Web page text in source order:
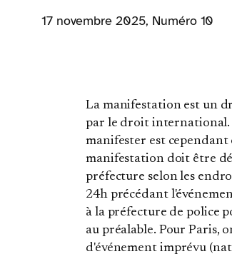
17 novembre 2025, Numéro 10
La manifestation est un
par le droit international.
manifester est cependant
manifestation doit être
préfecture selon les
24h précédant
à la préfecture de police
au préalable. Pour Paris,
d'événement imprévu